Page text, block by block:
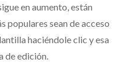
en aumento, están
populares sean de acceso
haciéndole clic y esa
de edición.